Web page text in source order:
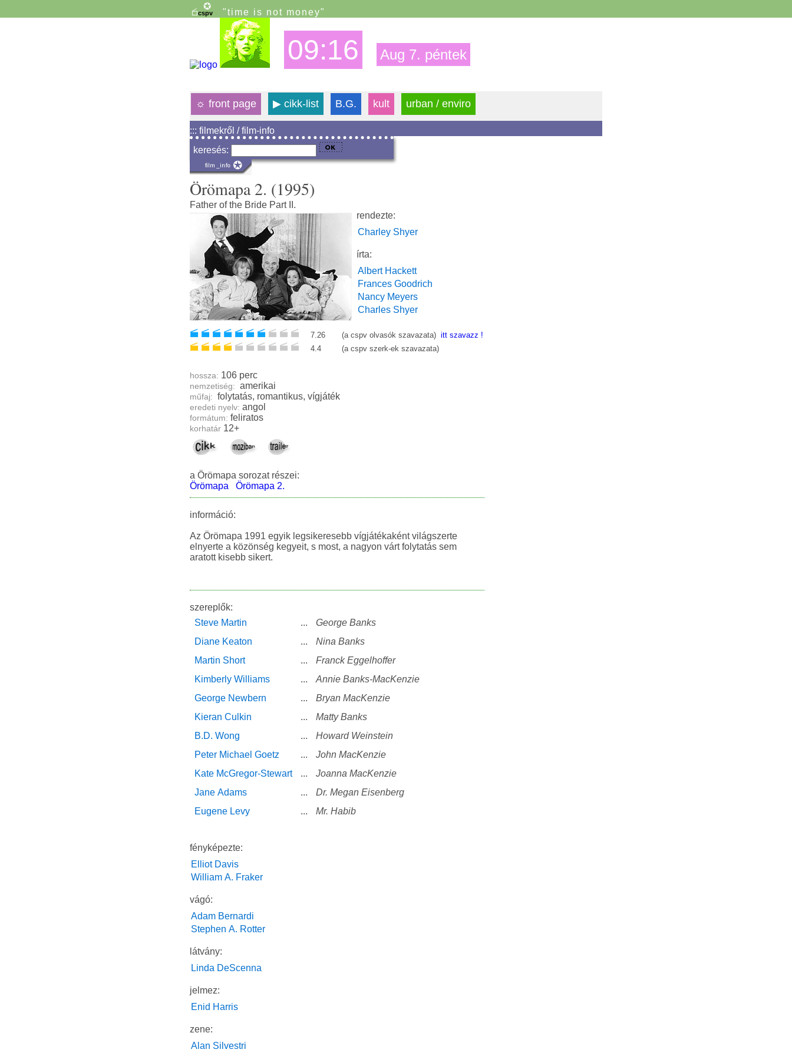
"time is not money"
09:16 Aug 7. péntek
☼ front page ▶ cikk-list B.G. kult urban / enviro
::: filmekről / film-info
keresés:
Örömapa 2. (1995)
Father of the Bride Part II.
rendezte:
Charley Shyer
írta:
Albert Hackett
Frances Goodrich
Nancy Meyers
Charles Shyer
7.26 (a cspv olvasók szavazata) itt szavazz !
4.4
(a cspv szerk-ek szavazata)
hossza: 106 perc
nemzetiség: amerikai
műfaj: folytatás, romantikus, vígjáték
eredeti nyelv: angol
formátum: feliratos
korhatár 12+
a Örömapa sorozat részei:
Örömapa
Örömapa 2.
információ:
Az Örömapa 1991 egyik legsikeresebb vígjátékaként világszerte
elnyerte a közönség kegyeit, s most, a nagyon várt folytatás sem
aratott kisebb sikert.
szereplők:
Steve Martin
...
George Banks
Diane Keaton
...
Nina Banks
Martin Short
...
Franck Eggelhoffer
Kimberly Williams
...
Annie Banks-MacKenzie
George Newbern
...
Bryan MacKenzie
Kieran Culkin
...
Matty Banks
B.D. Wong
...
Howard Weinstein
Peter Michael Goetz
...
John MacKenzie
Kate McGregor-Stewart
...
Joanna MacKenzie
Jane Adams
...
Dr. Megan Eisenberg
Eugene Levy
... Mr. Habib
fényképezte:
Elliot Davis
William A. Fraker
vágó:
Adam Bernardi
Stephen A. Rotter
látvány:
Linda DeScenna
jelmez:
Enid Harris
zene:
Alan Silvestri